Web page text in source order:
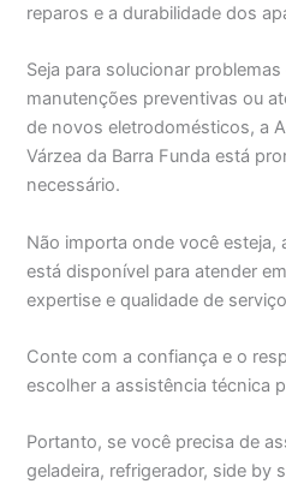
reparos e a durabilidade dos
Seja para solucionar
manutenções preventivas ou
de novos eletrodomésticos, a
Várzea da Barra Funda está
necessário.
Não importa onde você esteja,
está disponível para atender
expertise e qualidade de
Conte com a confiança e o
escolher a assistência técnica
Portanto, se você precisa de
geladeira, refrigerador, side by